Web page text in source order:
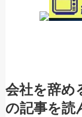
会社を辞め
の記事を読